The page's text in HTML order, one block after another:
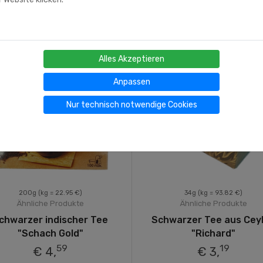
200g (kg = 22.95 €)
Ähnliche Produkte
indischer Tee
"Schach Gold"
€ 4,59
34g (kg = 93.82 €)
Ähnliche Produkte
Schwarzer Tee aus
"Richard"
€ 3,19
Alles Akzeptieren
Anpassen
Nur technisch notwendige Cookies